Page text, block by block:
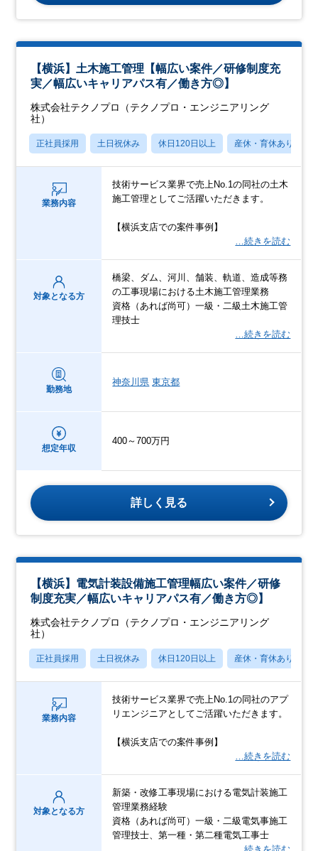
【横浜】土木施工管理【幅広い案件／研修制度充
実／幅広いキャリアパス有／働き方◎】
株式会社テクノプロ（テクノプロ・エンジニアリング
社）
正社員採用 土日祝休み 休日120日以上 産休・育休あり
業務内容
技術サービス業界で売上No.1の同社の土木
施工管理としてご活躍いただきます。
【横浜支店での案件事例】
…続きを読む
対象となる方
橋梁、ダム、河川、舗装、軌道、造成等務
の工事現場における土木施工管理業務
資格（あれば尚可）一級・二級土木施工管
理技士
…続きを読む
勤務地
神奈川県 東京都
想定年収
400～700万円
詳しく見る
【横浜】電気計装設備施工管理幅広い案件／研修
制度充実／幅広いキャリアパス有／働き方◎】
株式会社テクノプロ（テクノプロ・エンジニアリング
社）
正社員採用 土日祝休み 休日120日以上 産休・育休あり
業務内容
技術サービス業界で売上No.1の同社のアプ
リエンジニアとしてご活躍いただきます。
【横浜支店での案件事例】
…続きを読む
対象となる方
新築・改修工事現場における電気計装施工
管理業務経験
資格（あれば尚可）一級・二級電気事施工
管理技士、第一種・第二種電気工事士